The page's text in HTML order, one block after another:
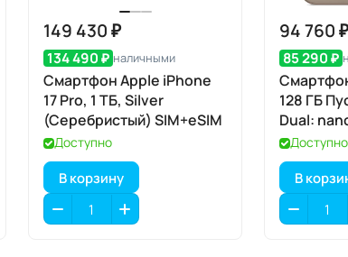
149 430 ₽
134 490 ₽ наличными
Смартфон Apple iPhone
17 Pro, 1 ТБ, Silver
(Серебристый) SIM+eSIM
Доступно
В корзину
94 760
85 290 ₽
128 ГБ
Dual:
Доступно
В